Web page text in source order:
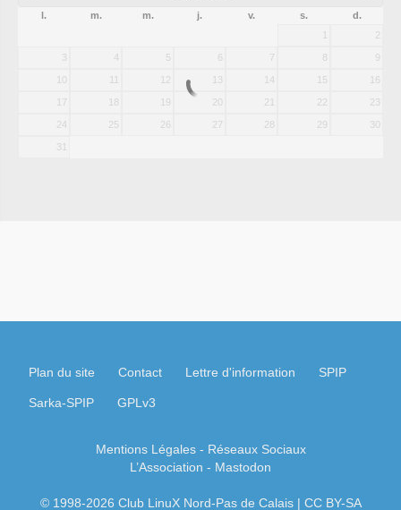
l. m. m. j. v. s.
d.
1
2
3 4 5 6 7 8 9
10 11 12 13 14 15 16
17 18 19 20 21 22 23
24 25 26 27 28 29 30
31
Plan du site Contact Lettre d'information SPIP
Sarka-SPIP GPLv3
Mentions Légales- Réseaux Sociaux
L’Association - Mastodon
© 1998-2026 Club LinuX Nord-Pas de Calais | CC BY-SA